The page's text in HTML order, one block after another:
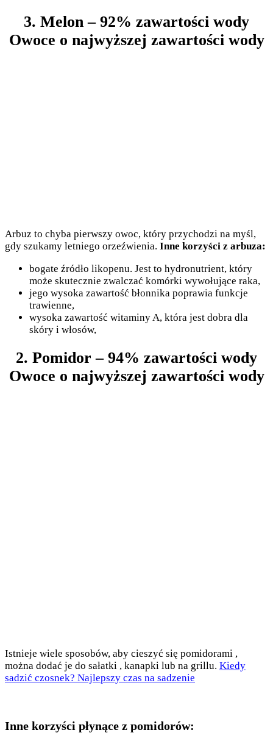
3. Melon – 92% zawartości wody
Owoce o najwyższej zawartości wody
Arbuz to chyba pierwszy owoc, który przychodzi na myśl,
gdy szukamy letniego orzeźwienia. Inne korzyści z arbuza:
bogate źródło likopenu. Jest to hydronutrient, który
może skutecznie zwalczać komórki wywołujące raka,
jego wysoka zawartość błonnika poprawia funkcje
trawienne,
wysoka zawartość witaminy A, która jest dobra dla
skóry i włosów,
2. Pomidor – 94% zawartości wody
Owoce o najwyższej zawartości wody
Istnieje wiele sposobów, aby cieszyć się pomidorami ,
można dodać je do sałatki , kanapki lub na grillu. Kiedy
sadzić czosnek? Najlepszy czas na sadzenie
Inne korzyści płynące z pomidorów: